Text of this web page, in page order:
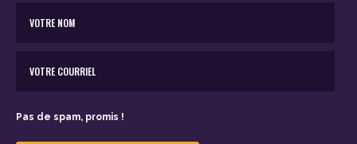
Pas de spam, promis !